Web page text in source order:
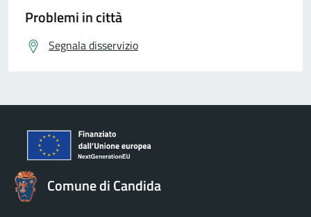
Problemi in città
Segnala disservizio
Comune di Candida